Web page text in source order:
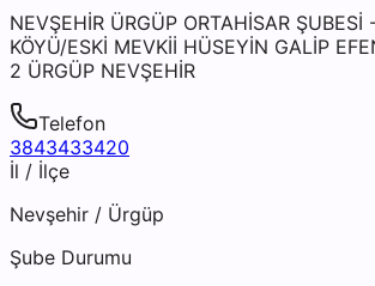
NEVŞEHİR ÜRGÜP ORTAHİSAR ŞUBESİ
KÖYÜ/ESKİ MEVKİİ HÜSEYİN GALİP
2 ÜRGÜP NEVŞEHİR
Telefon
3843433420
İl / İlçe
Nevşehir / Ürgüp
Şube Durumu